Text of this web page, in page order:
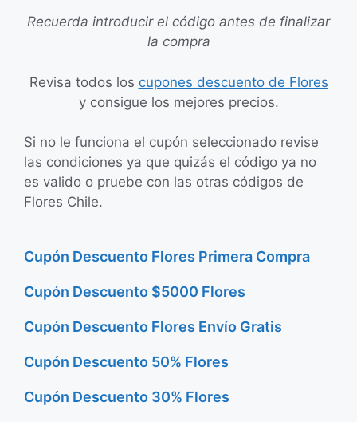
Recuerda introducir el código antes de finalizar
la compra
Revisa todos los cupones descuento de Flores
y consigue los mejores precios.
Si no le funciona el cupón seleccionado revise
las condiciones ya que quizás el código ya no
es valido o pruebe con las otras códigos de
Flores Chile.
Cupón Descuento Flores Primera Compra
Cupón Descuento $5000 Flores
Cupón Descuento Flores Envío Gratis
Cupón Descuento 50% Flores
Cupón Descuento 30% Flores